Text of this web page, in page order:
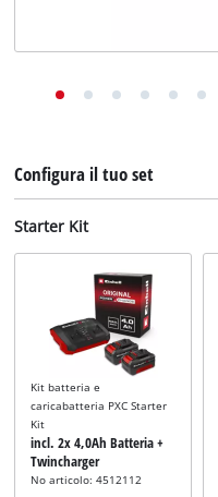
Configura il tuo set
Starter Kit
Kit batteria e
caricabatteria PXC Starter
Kit
incl. 2x 4,0Ah Batteria +
Twincharger
No articolo: 4512112